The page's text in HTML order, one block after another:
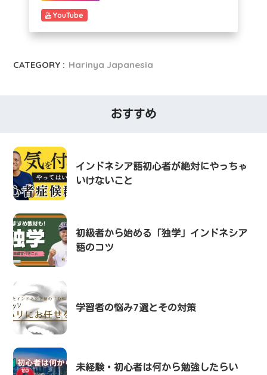
YouTube
CATEGORY : Harinya Japanesia
おすすめ
インドネシア語初心者が絶対にやっちゃ
いけないこと
初級者から始める「独学」インドネシア
語のコツ
学習者の悩み7選とその対策
未経験・初心者は何から勉強したらい